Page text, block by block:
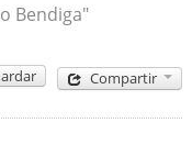
Bendiga"
Compartir